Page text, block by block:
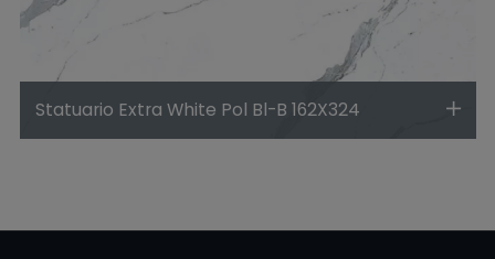
Statuario Extra White Pol Bl-B 162X324